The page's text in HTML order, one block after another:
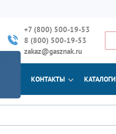
+7 (800) 500-19-53
8 (800) 500-19-53
zakaz@gasznak.ru
КОНТАКТЫ КАТАЛОГИ